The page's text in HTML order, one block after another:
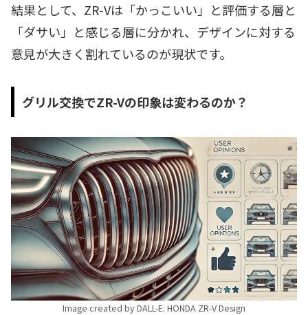
結果として、ZR-Vは「かっこいい」と評価する層と
「ダサい」と感じる層に分かれ、デザインに対する
意見が大きく割れているのが現状です。
グリル交換でZR-Vの印象は変わるのか？
Image created by DALL-E: HONDA ZR-V Design